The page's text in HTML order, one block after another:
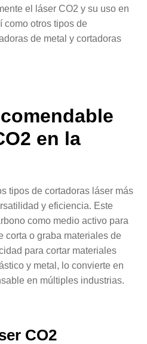
el láser CO2 y su uso en
como otros tipos de
de metal y cortadoras
en la
tipos de cortadoras láser más
y eficiencia. Este
como medio activo para
corta o graba materiales de
para cortar materiales
y metal, lo convierte en
en múltiples industrias.
CO2